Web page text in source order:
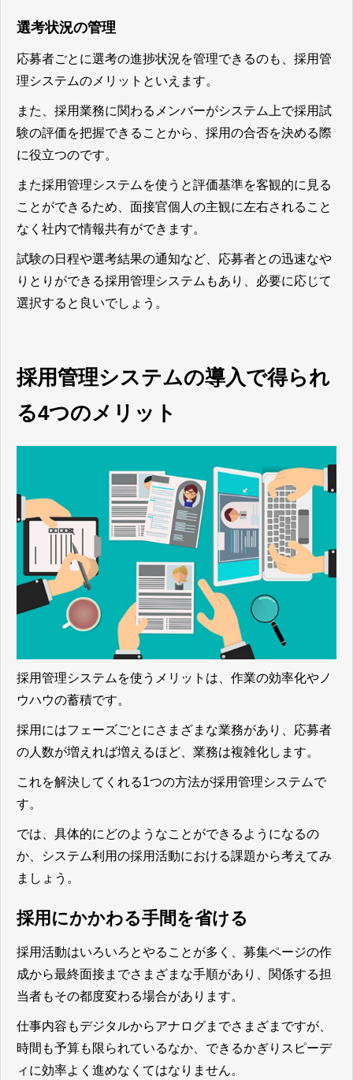
選考状況の管理
応募者ごとに選考の進捗状況を管理できるのも、採用管
理システムのメリット といえます。
また、採用業務に関わるメンバーがシステム上で採用試
験の評価を把握できることから、採用の合否を決める際
に役立つのです。
また採用管理システムを使うと評価基準を客観的に見る
ことができるため、面接官個人の主観に左右されること
なく社内で情報共有ができます。
試験の日程や選考結果の通知など、応募者との迅速なや
りとりができる採用管理システムもあり、必要に応じて
選択すると良いでしょう。
採用管理システムの導入で得られ
る4つのメリット
採用管理システムを使うメリットは、作業の効率化やノ
ウハウの蓄積です。
採用にはフェーズごとにさまざまな業務があり、応募者
の人数が増えれば増えるほど、業務は複雑化します。
これを解決してくれる1つの方法が採用管理システムで
す。
では、具体的にどのようなことができるようになるの
か、システム利用の採用活動における課題から考えてみ
ましょう。
採用にかかわる手間を省ける
採用活動はいろいろとやることが多く、募集ページの作
成から最終面接までさまざまな手順があり、関係する担
当者もその都度変わる場合があります。
仕事内容もデジタルからアナログまでさまざまですが、
時間も予算も限られているなか、できるかぎりスピーデ
ィに効率よく進めなくてはなりません。